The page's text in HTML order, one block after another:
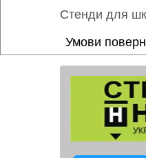
Стенди для
Умови